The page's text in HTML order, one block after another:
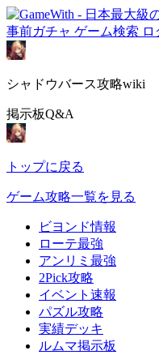
事前ガチャ ゲーム検索 ロ
シャドウバース攻略wiki
掲示板Q&A
トップに戻る
ゲーム攻略一覧を見る
ビヨンド情報
ローテ最強
アンリミ最強
2Pick攻略
イベント速報
パズル攻略
実績デッキ
ルムマ掲示板